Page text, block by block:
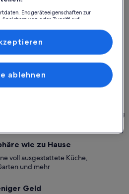
Buchen-Garantie bieten wir dir rund
zum Aufenthalt – der gesamte Vorgang
wie zu Hause
voll ausgestattete Küche,
und mehr
Geld
Endgeräteeigenschaften zur
von oder Zugriff auf
und der Performance von Inhalten,
und Verbesserung von
ablehnen